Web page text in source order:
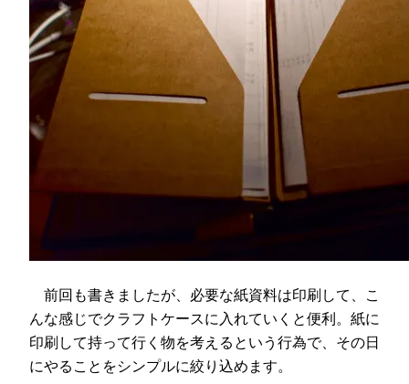
前回も書きましたが、必要な紙資料は印刷して、こ
んな感じでクラフトケースに入れていくと便利。紙に
印刷して持って行く物を考えるという行為で、その日
にやることをシンプルに絞り込めます。